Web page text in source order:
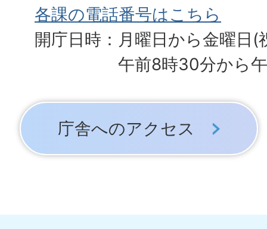
各課の電話番号はこちら
開庁日時：月曜日から金曜日(
午前8時30分から
庁舎へのアクセス